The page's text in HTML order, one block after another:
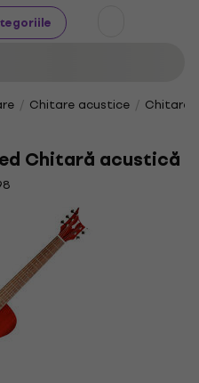
Chitare acustice
Chitare
Chitară acustică